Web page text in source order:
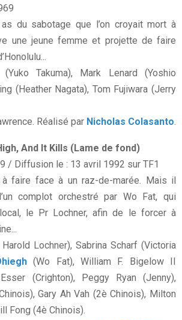
du sabotage que l’on croyait mort à
une jeune femme et projette de faire
Takuma), Mark Lenard (Yoshio
(Heather Nagata), Tom Fujiwara (Jerry
Réalisé par Nicholas Colasanto.
And It Kills (Lame de fond)
/ Diffusion le : 13 avril 1992 sur TF1
faire face à un raz-de-marée. Mais il
complot orchestré par Wo Fat, qui
le Pr Lochner, afin de le forcer à
Lochner), Sabrina Scharf (Victoria
(Wo Fat), William F. Bigelow II
(Crighton), Peggy Ryan (Jenny),
Gary Ah Vah (2è Chinois), Milton
Fong (4è Chinois).